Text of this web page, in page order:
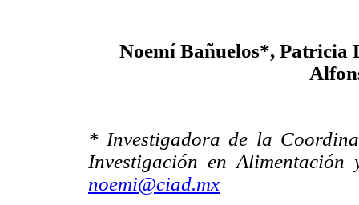
Noemí Bañuelos*, Patricia
* Investigadora de la
Investigación en
noemi@ciad.mx